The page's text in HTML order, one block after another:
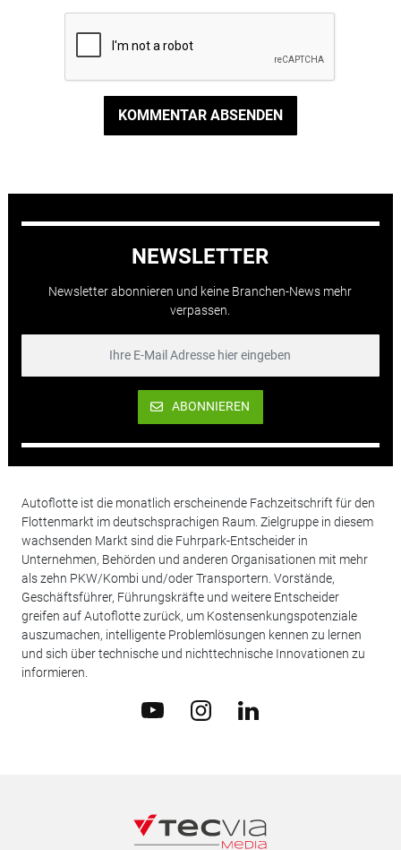
KOMMENTAR ABSENDEN
NEWSLETTER
Newsletter abonnieren und keine Branchen-News mehr
verpassen.
ABONNIEREN
Autoflotte ist die monatlich erscheinende Fachzeitschrift für den
Flottenmarkt im deutschsprachigen Raum. Zielgruppe in diesem
wachsenden Markt sind die Fuhrpark-Entscheider in
Unternehmen, Behörden und anderen Organisationen mit mehr
als zehn PKW/Kombi und/oder Transportern. Vorstände,
Geschäftsführer, Führungskräfte und weitere Entscheider
greifen auf Autoflotte zurück, um Kostensenkungspotenziale
auszumachen, intelligente Problemlösungen kennen zu lernen
und sich über technische und nichttechnische Innovationen zu
informieren.